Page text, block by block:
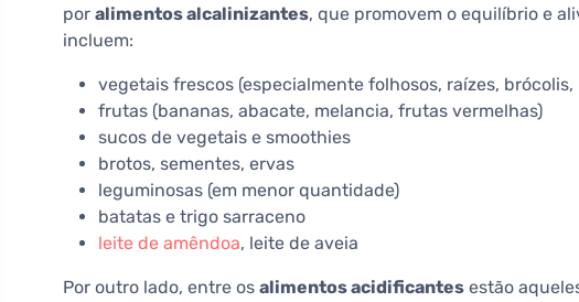
por alimentos alcalinizantes, que promovem o equilíbrio e
incluem:
vegetais frescos (especialmente folhosos, raízes, brócolis,
frutas (bananas, abacate, melancia, frutas vermelhas)
sucos de vegetais e smoothies
brotos, sementes, ervas
leguminosas (em menor quantidade)
batatas e trigo sarraceno
leite de amêndoa, leite de aveia
Por outro lado, entre os alimentos acidificantes estão